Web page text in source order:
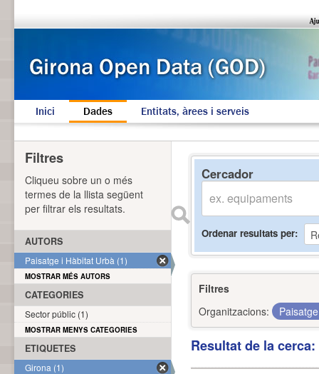
Inici Dades Entitats, àrees i serveis
Cercador
Ordenar resultats per
Filtres
Organitzacions:
Resultat de la
Filtres
Cliqueu sobre un o més
termes de la llista següent
per filtrar els resultats.
AUTORS
Paisatge i Hàbitat Urbà (1)
MOSTRAR MÉS AUTORS
CATEGORIES
Sector públic (1)
MOSTRAR MENYS CATEGORIES
ETIQUETES
Girona (1)